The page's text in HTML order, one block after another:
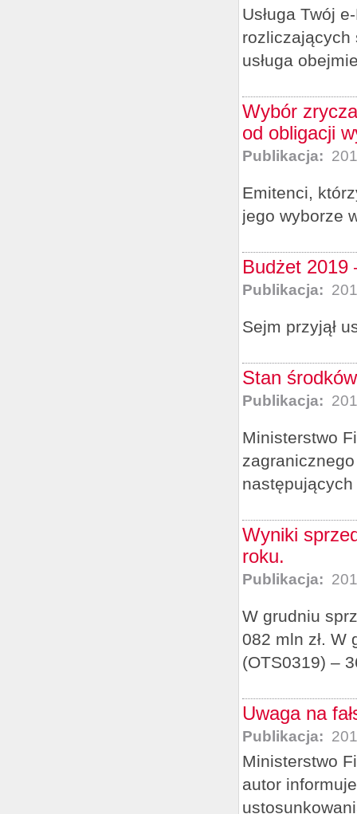
Usługa Twój
rozliczających
usługa
Wybór
od obligacji
Publikacja:
Emitenci,
jego wyborze
Budżet 2019
Publikacja:
Sejm przyjął
Stan
Publikacja:
Ministerstwo
następujących
Wyniki
roku.
Publikacja:
W grudniu
082 mln zł. W
(OTS0319) –
Uwaga na
Publikacja:
Ministerstwo
autor